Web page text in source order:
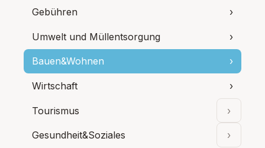
Gebühren ›
Umwelt und Müllentsorgung ›
Bauen&Wohnen ›
Wirtschaft ›
Tourismus ›
Gesundheit&Soziales
›